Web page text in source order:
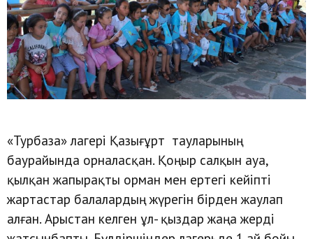
«Турбаза» лагері Қазығұрт тауларының
баурайында орналасқан. Қоңыр салқын ауа,
қылқан жапырақты орман мен ертегі кейіпті
жартастар балалардың жүрегін бірден жаулап
алған. Арыстан келген ұл- қыздар жаңа жерді